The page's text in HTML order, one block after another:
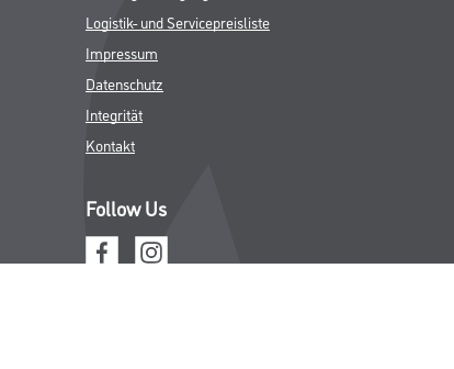
Logistik- und Servicepreisliste
Impressum
Datenschutz
Integrität
Kontakt
Follow Us